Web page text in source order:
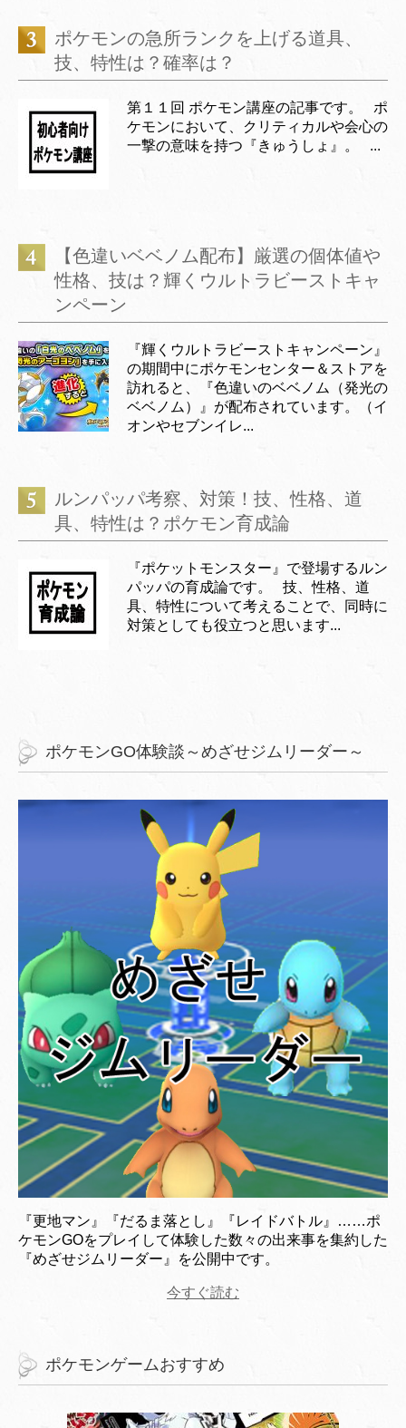
ポケモンの急所ランクを上げる道具、
技、特性は？確率は？
第１１回 ポケモン講座の記事です。 ポ
ケモンにおいて、クリティカルや会心の
一撃の意味を持つ『きゅうしょ』。 ...
【色違いベベノム配布】厳選の個体値や
性格、技は？輝くウルトラビーストキャ
ンペーン
『輝くウルトラビーストキャンペーン』
の期間中にポケモンセンター＆ストアを
訪れると、『色違いのベベノム（発光の
ベベノム）』が配布されています。（イ
オンやセブンイレ...
ルンパッパ考察、対策！技、性格、道
具、特性は？ポケモン育成論
『ポケットモンスター』で登場するルン
パッパの育成論です。 技、性格、道
具、特性について考えることで、同時に
対策としても役立つと思います...
ポケモンGO体験談～めざせジムリーダー～
『更地マン』『だるま落とし』『レイドバトル』……ポ
ケモンGOをプレイして体験した数々の出来事を集約した
『めざせジムリーダー』を公開中です。
今すぐ読む
ポケモンゲームおすすめ